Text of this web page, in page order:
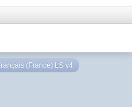
(France) LS v4